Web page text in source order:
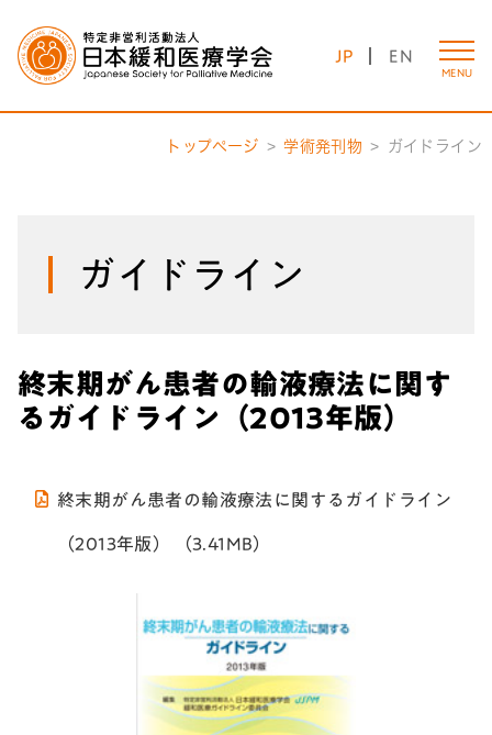
JP EN
MENU
トップページ 学術発刊物 ガイドライン
ガイドライン
終末期がん患者の輸液療法に関す
るガイドライン（2013年版）
終末期がん患者の輸液療法に関するガイドライン
（2013年版） （3.41MB）